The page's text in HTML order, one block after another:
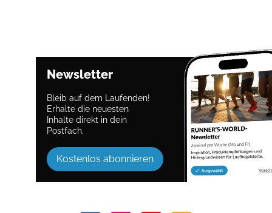
Newsletter
Bleib auf dem Laufenden!
Erhalte die neuesten
Inhalte direkt in dein
Postfach.
Kostenlos abonnieren